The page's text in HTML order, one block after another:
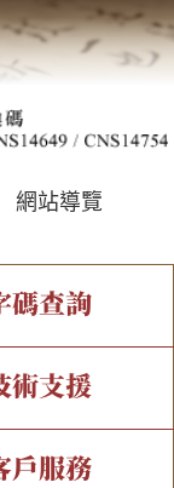
網站導覽
庫現況
名詞介紹
碼查詢
件查詢
音查詢
術支援
解決方案
戶服務